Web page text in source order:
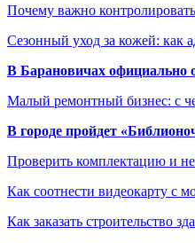
Почему важно
Сезонный уход за кожей: как
В Барановичах официально
Малый ремонтный бизнес: с
В городе пройдет
Проверить комплектацию и не
Как соотнести видеокарту с
Как заказать строительство